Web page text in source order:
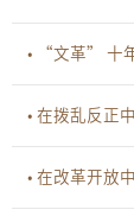
• “文革” 十年
• 在拨乱反正
• 在改革开放